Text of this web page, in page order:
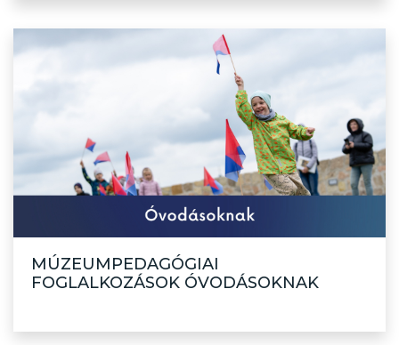
MÚZEUMPEDAGÓGIAI
FOGLALKOZÁSOK ÓVODÁSOKNAK